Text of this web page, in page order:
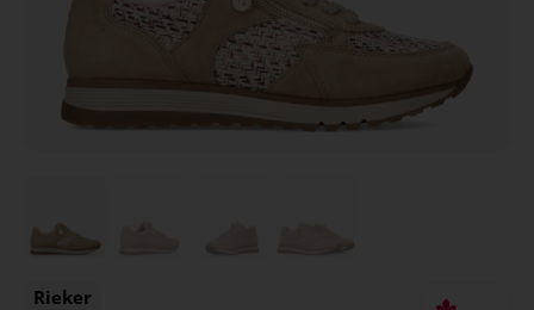
Rieker